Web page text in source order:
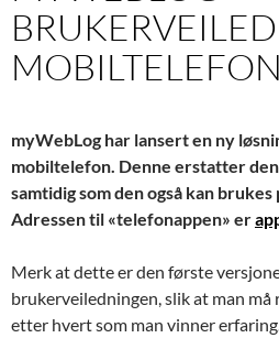
MOBILTELEFON
myWebLog har lansert en ny
mobiltelefon. Denne erstatter den
samtidig som den også kan
Adressen til «telefonappen» er
Merk at dette er den første
brukerveiledningen, slik at man
etter hvert som man vinner